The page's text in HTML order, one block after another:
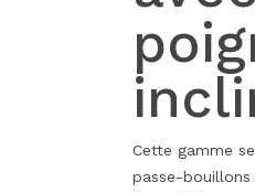
Cette gamme
passe-bouillons